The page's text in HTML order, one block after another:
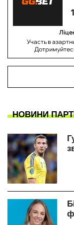
Участь в